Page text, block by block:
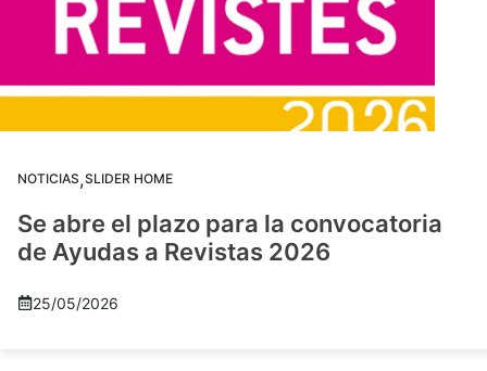
NOTICIAS,SLIDER HOME
Se abre el plazo para la convocatoria
de Ayudas a Revistas 2026
25/05/2026